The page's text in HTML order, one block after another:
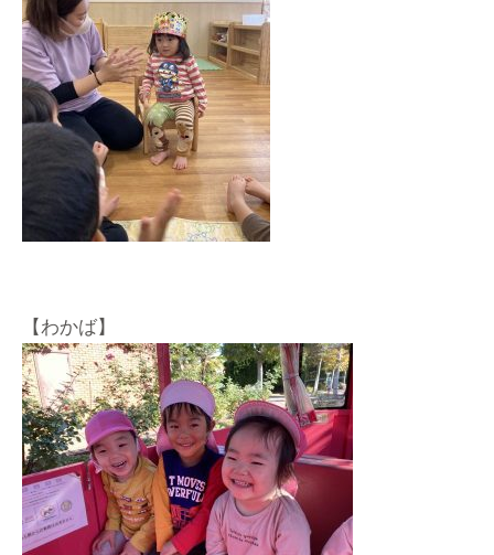
【わかば】